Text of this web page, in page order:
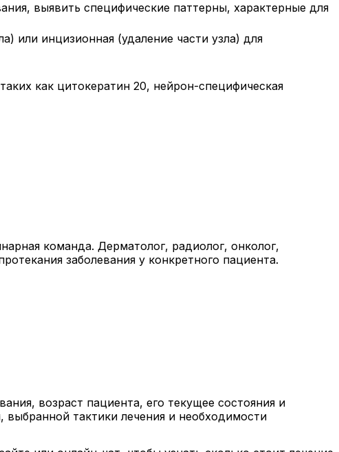
выявить специфические паттерны, характерные для
или инцизионная (удаление части узла) для
как цитокератин 20, нейрон-специфическая
команда. Дерматолог, радиолог, онколог,
заболевания у конкретного пациента.
возраст пациента, его текущее состояния и
выбранной тактики лечения и необходимости